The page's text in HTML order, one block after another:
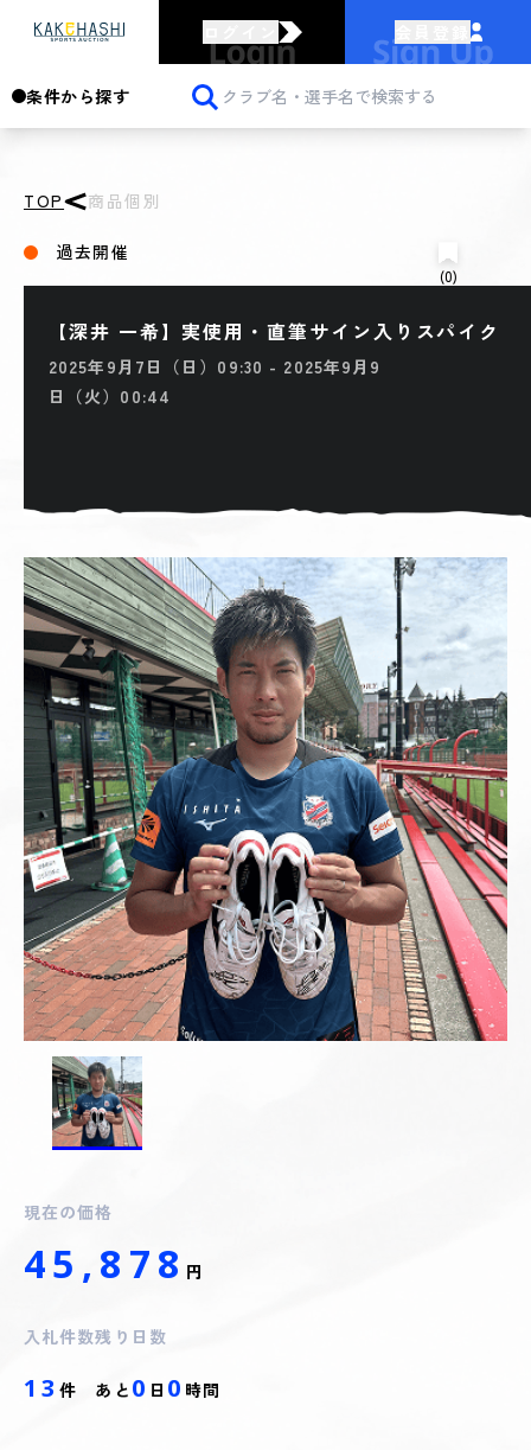
条件から探す
TOP 商品個別
過去開催
(0)
【深井 一希】実使用・直筆サイン入りスパイク
2025年9月7日（日）09:30 - 2025年9月9
日（火）00:44
現在の価格
45,878 円
入札件数
13 件
残り日数
あと 0 日 0 時間